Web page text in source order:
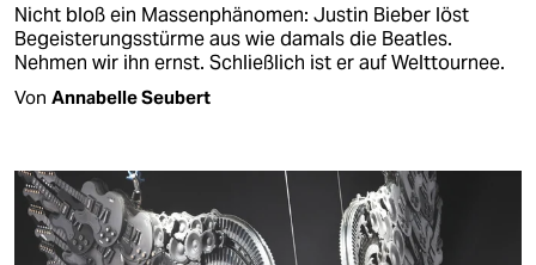
Nicht bloß ein Massenphänomen: Justin Bieber löst
Begeisterungsstürme aus wie damals die Beatles.
Nehmen wir ihn ernst. Schließlich ist er auf Welttournee.
Von Annabelle Seubert